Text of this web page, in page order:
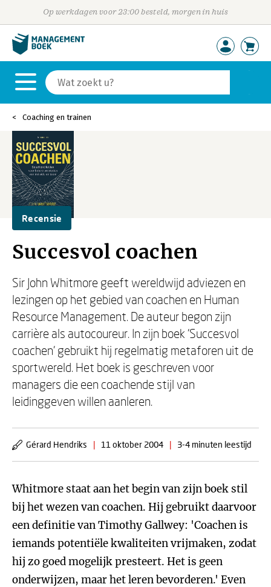
Op werkdagen voor 23:00 besteld, morgen in huis
Coaching en trainen
Recensie
Succesvol coachen
Sir John Whitmore geeft wereldwijd adviezen en
lezingen op het gebied van coachen en Human
Resource Management. De auteur begon zijn
carrière als autocoureur. In zijn boek 'Succesvol
coachen' gebruikt hij regelmatig metaforen uit de
sportwereld. Het boek is geschreven voor
managers die een coachende stijl van
leidinggeven willen aanleren.
Gérard Hendriks | 11 oktober 2004 | 3-4 minuten leestijd
Whitmore staat aan het begin van zijn boek stil
bij het wezen van coachen. Hij gebruikt daarvoor
een definitie van Timothy Gallwey: 'Coachen is
iemands potentiële kwaliteiten vrijmaken, zodat
hij zo goed mogelijk presteert. Het is geen
onderwijzen, maar het leren bevorderen.' Even